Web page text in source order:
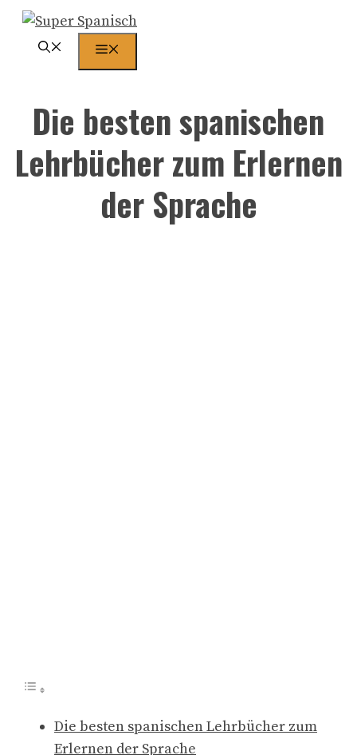
Zum
Inhalt
Die besten spanischen
Lehrbücher zum Erlernen
der Sprache
Die besten spanischen Lehrbücher zum
Erlernen der Sprache